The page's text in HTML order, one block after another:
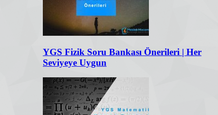
YGS Fizik Soru Bankası Önerileri | Her
Seviyeye Uygun